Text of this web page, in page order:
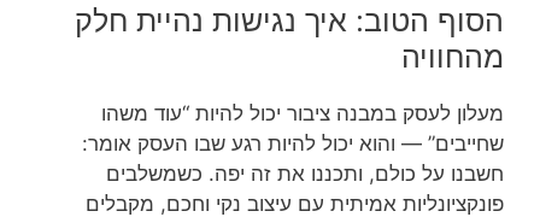
הסוף הטוב: איך נגישות נהיית חלק
מהחוויה
מעלון לעסק במבנה ציבור יכול להיות “עוד משהו
שחייבים” — והוא יכול להיות רגע שבו העסק אומר:
חשבנו על כולם, ותכננו את זה יפה. כשמשלבים
פונקציונליות אמיתית עם עיצוב נקי וחכם, מקבלים